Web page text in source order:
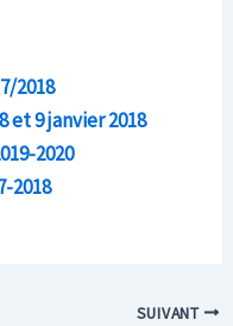
2018
et 9 janvier 2018
2020
2018
SUIVANT